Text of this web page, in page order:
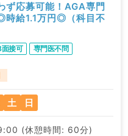
ず応募可能！AGA専門
時給1.1万円◎（科目不
面接可 専門医不問
土 日
(休憩時間: 60分)